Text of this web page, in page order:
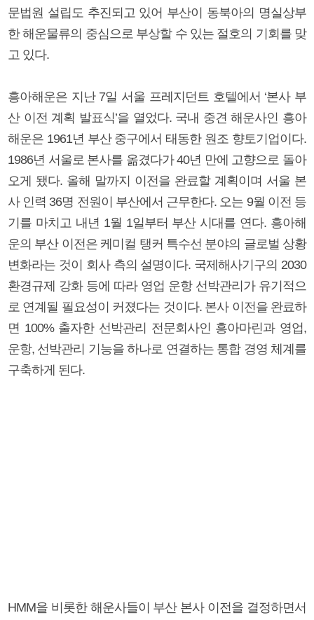
문법원 설립도 추진되고 있어 부산이 동북아의 명실상부
한 해운물류의 중심으로 부상할 수 있는 절호의 기회를 맞
고 있다.
흥아해운은 지난 7일 서울 프레지던트 호텔에서 ‘본사 부
산 이전 계획 발표식’을 열었다. 국내 중견 해운사인 흥아
해운은 1961년 부산 중구에서 태동한 원조 향토기업이다.
1986년 서울로 본사를 옮겼다가 40년 만에 고향으로 돌아
오게 됐다. 올해 말까지 이전을 완료할 계획이며 서울 본
사 인력 36명 전원이 부산에서 근무한다. 오는 9월 이전 등
기를 마치고 내년 1월 1일부터 부산 시대를 연다. 흥아해
운의 부산 이전은 케미컬 탱커 특수선 분야의 글로벌 상황
변화라는 것이 회사 측의 설명이다. 국제해사기구의 2030
환경규제 강화 등에 따라 영업 운항 선박관리가 유기적으
로 연계될 필요성이 커졌다는 것이다. 본사 이전을 완료하
면 100% 출자한 선박관리 전문회사인 흥아마린과 영업,
운항, 선박관리 기능을 하나로 연결하는 통합 경영 체계를
구축하게 된다.
HMM을 비롯한 해운사들이 부산 본사 이전을 결정하면서